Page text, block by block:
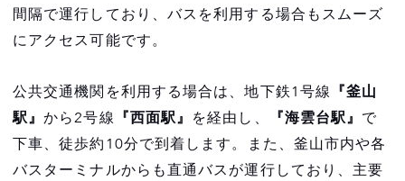
間隔で運行しており、バスを利用する場合もスムーズ
にアクセス可能です。
公共交通機関を利用する場合は、地下鉄1号線 『釜山
駅』から2号線 『西面駅』 を経由し、 『海雲台駅』 で
下車、徒歩約10分で到着します。また、釜山市内や各
バスターミナルからも直通バスが運行しており、主要